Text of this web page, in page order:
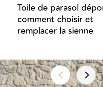
Toile de parasol
comment choisir et
remplacer la sienne